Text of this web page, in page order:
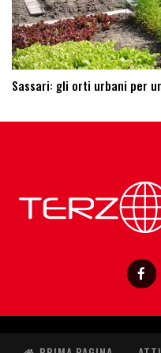
Sassari: ​gli orti urbani per